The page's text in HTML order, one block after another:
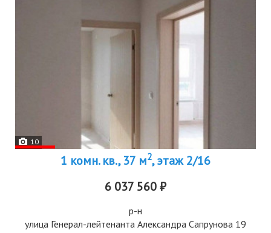
10
1 комн. кв., 37 м2, этаж 2/16
6 037 560 ₽
р-н
улица Генерал-лейтенанта Александра Сапрунова 19